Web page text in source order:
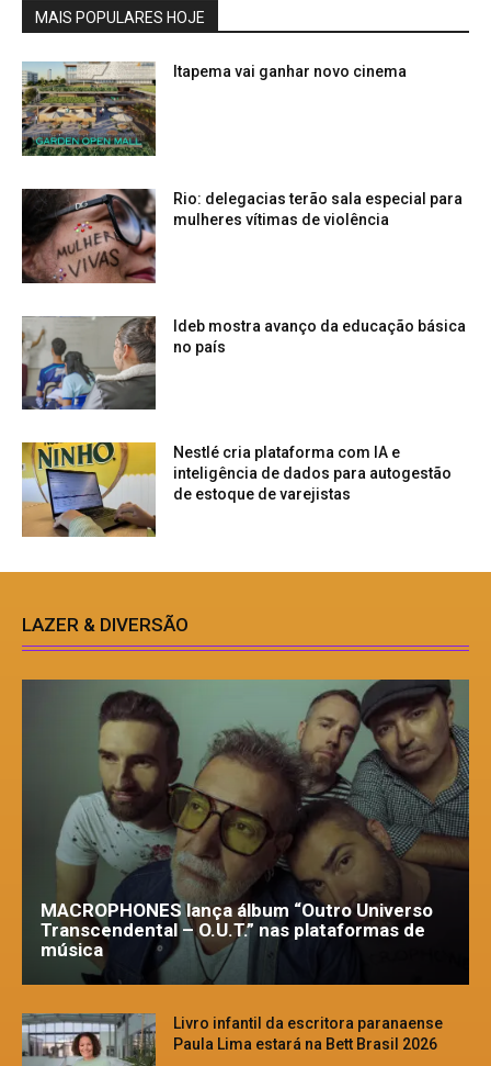
MAIS POPULARES HOJE
Itapema vai ganhar novo cinema
Rio: delegacias terão sala especial para
mulheres vítimas de violência
Ideb mostra avanço da educação básica
no país
Nestlé cria plataforma com IA e
inteligência de dados para autogestão
de estoque de varejistas
LAZER & DIVERSÃO
MACROPHONES lança álbum “Outro Universo
Transcendental – O.U.T.” nas plataformas de
música
Livro infantil da escritora paranaense
Paula Lima estará na Bett Brasil 2026